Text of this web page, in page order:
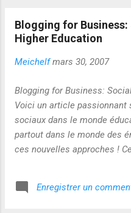
Hwang dans le cadre de
Blogging for Business:
Higher Education
Meichelf mars 30, 2007
Blogging for Business:
Voici un article
sociaux dans le monde
partout dans le monde des
ces nouvelles approches !
blog de Steli Efti pour
Enregistrer un